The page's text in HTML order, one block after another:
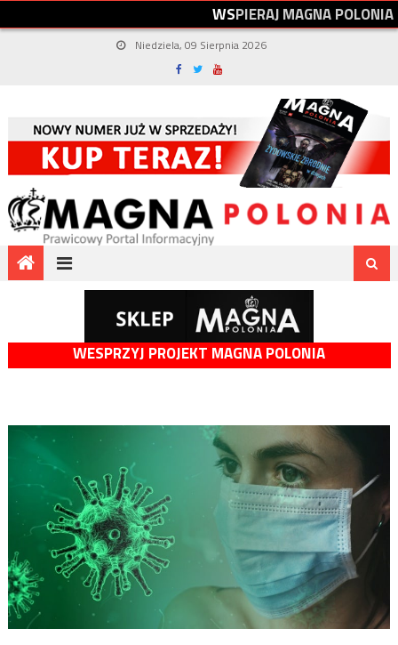
WSPIERAJMAGNAPOLONIA
Niedziela, 09 Sierpnia 2026
WESPRZYJ PROJEKT MAGNA POLONIA